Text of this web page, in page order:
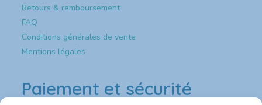
Retours & remboursement
FAQ
Conditions générales de vente
Mentions légales
Paiement et sécurité